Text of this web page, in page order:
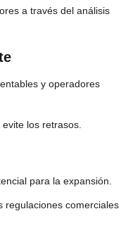
a través del análisis
y operadores
los retrasos.
para la expansión.
regulaciones comerciales